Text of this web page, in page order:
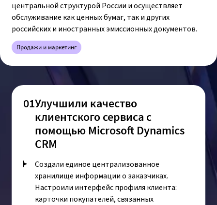
центральной структурой России и осуществляет
обслуживание как ценных бумаг, так и других
российских и иностранных эмиссионных документов.
Продажи и маркетинг
01Улучшили качество
клиентского сервиса с
помощью Microsoft Dynamics
CRM
Создали единое централизованное
хранилище информации о заказчиках.
Настроили интерфейс профиля клиента:
карточки покупателей, связанных